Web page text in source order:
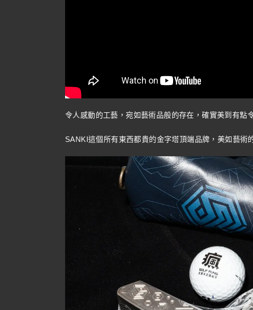
令人感動的工藝，宛如藝術品般的存在，確實美到有點
SANKI這個所有東西都貴的金字塔頂端品牌，美如藝術